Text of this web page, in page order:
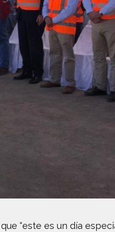
“este es un día